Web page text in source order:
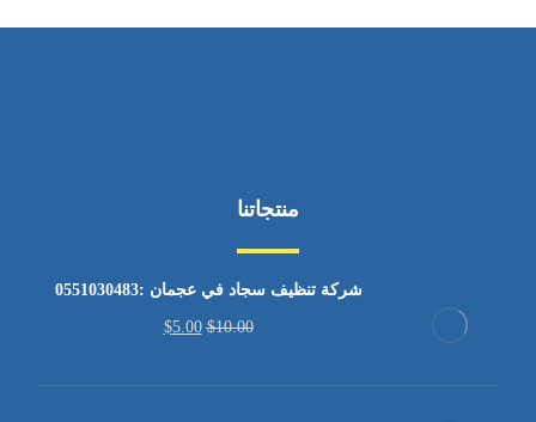
منتجاتنا
شركة تنظيف سجاد في عجمان :0551030483
$10.00
$5.00